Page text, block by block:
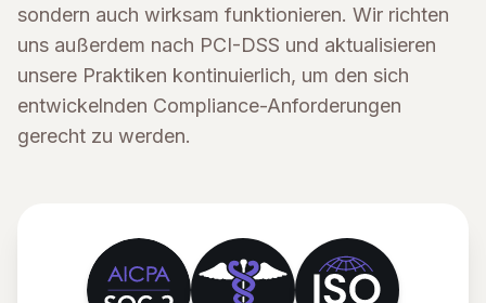
sondern auch wirksam funktionieren. Wir richten
uns außerdem nach PCI-DSS und aktualisieren
unsere Praktiken kontinuierlich, um den sich
entwickelnden Compliance-Anforderungen
gerecht zu werden.